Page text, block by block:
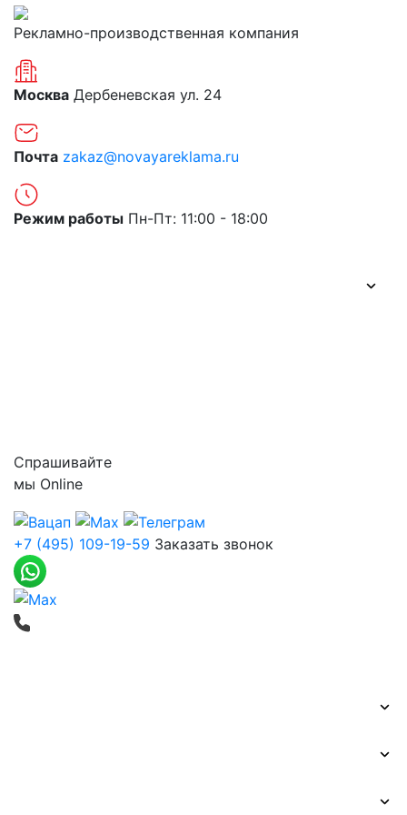
Рекламно-производственная компания
Москва Дербеневская ул. 24
Почта zakaz@novayareklama.ru
Режим работы Пн-Пт: 11:00 - 18:00
Спрашивайте
мы Online
+7 (495) 109-19-59 Заказать звонок